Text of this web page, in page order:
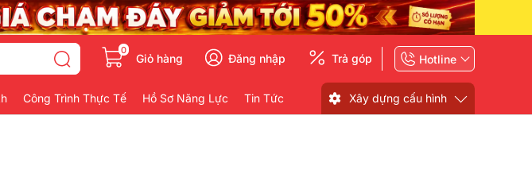
0
Giỏ hàng Đăng nhập Trả góp Hotline
Công Trình Thực Tế Hồ Sơ Năng Lực Tin Tức Xây dựng cấu hình